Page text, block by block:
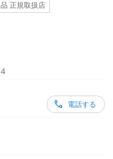
正規取扱店
電話する